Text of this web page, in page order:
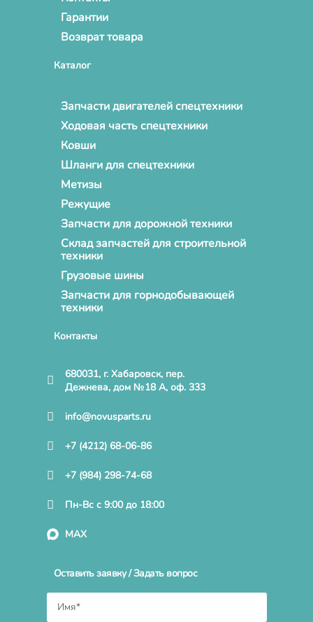
Гарантии
Возврат товара
Каталог
Запчасти двигателей спецтехники
Ходовая часть спецтехники
Ковши
Шланги для спецтехники
Метизы
Режущие
Запчасти для дорожной техники
Склад запчастей для строительной
техники
Грузовые шины
Запчасти для горнодобывающей
техники
Контакты
680031, г. Хабаровск, пер.
Дежнева, дом №18 А, оф. 333
info@novusparts.ru
+7 (4212) 68-06-86
+7 (984) 298-74-68
Пн-Вс с 9:00 до 18:00
MAX
Оставить заявку / Задать вопрос